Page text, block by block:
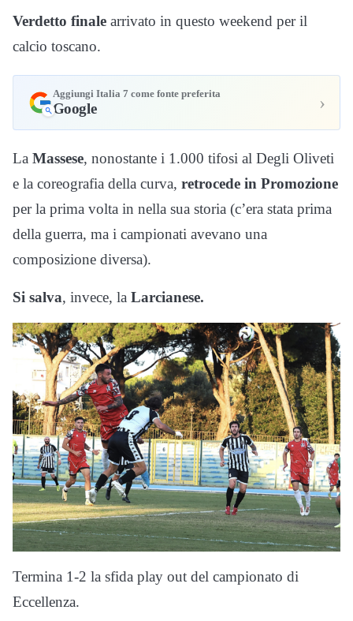
Verdetto finale arrivato in questo weekend per il
calcio toscano.
Aggiungi Italia 7 come fonte preferita
Google ›
La Massese, nonostante i 1.000 tifosi al Degli Oliveti
e la coreografia della curva, retrocede in Promozione
per la prima volta in nella sua storia (c’era stata prima
della guerra, ma i campionati avevano una
composizione diversa).
Si salva, invece, la Larcianese.
Termina 1-2 la sfida play out del campionato di
Eccellenza.